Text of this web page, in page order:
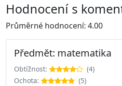
Hodnocení s
Průměrné hodnocení: 4.00
Předmět: matematika
Obtížnost:
(4)
Ochota:
(5)